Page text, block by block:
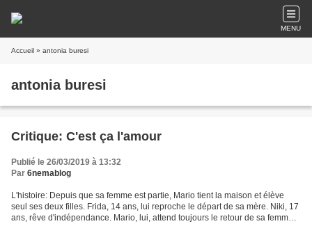
MENU
Accueil » antonia buresi
antonia buresi
Critique: C'est ça l'amour
Publié le 26/03/2019 à 13:32
Par 6nemablog
L'histoire: Depuis que sa femme est partie, Mario tient la maison et élève
seul ses deux filles. Frida, 14 ans, lui reproche le départ de sa mère. Niki, 17
ans, rêve d'indépendance. Mario, lui, attend toujours le retour de sa femme.